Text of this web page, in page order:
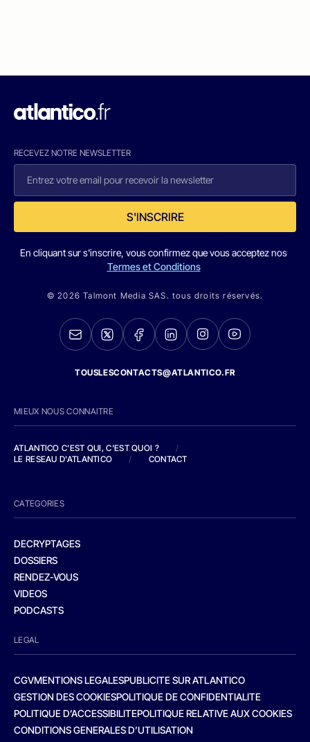
RECEVEZ NOTRE NEWSLETTER
S'INSCRIRE
En cliquant sur s'inscrire, vous confirmez que vous acceptez nos
Termes et Conditions
© 2026 Talmont Media SAS. tous droits réservés.
TOUSLESCONTACTS@ATLANTICO.FR
MIEUX NOUS CONNAITRE
ATLANTICO C'EST QUI, C'EST QUOI ?
/
LE RESEAU D'ATLANTICO
/ CONTACT
CATEGORIES
DECRYPTAGES
DOSSIERS
RENDEZ-VOUS
VIDEOS
PODCASTS
LEGAL
CGVMENTIONS LEGALESPUBLICITE SUR ATLANTICO
GESTION DES COOKIESPOLITIQUE DE CONFIDENTIALITE
POLITIQUE D’ACCESSIBILITEPOLITIQUE RELATIVE AUX COOKIES
CONDITIONS GENERALES D’UTILISATION